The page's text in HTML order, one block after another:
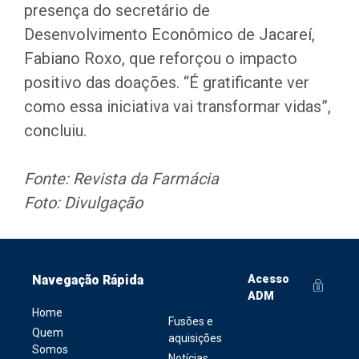
presença do secretário de
Desenvolvimento Econômico de Jacareí,
Fabiano Roxo, que reforçou o impacto
positivo das doações. “É gratificante ver
como essa iniciativa vai transformar vidas”,
concluiu.
Fonte: Revista da Farmácia
Foto: Divulgação
Navegação Rápida
Home
Quem
Somos
Fusões e
aquisições
Acesso
ADM